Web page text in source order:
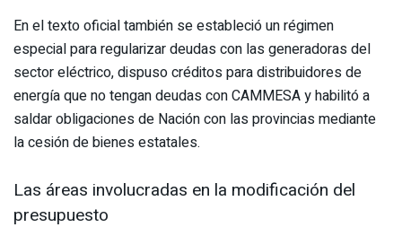
En el texto oficial también se estableció un régimen
especial para regularizar deudas con las generadoras del
sector eléctrico, dispuso créditos para distribuidores de
energía que no tengan deudas con CAMMESA y habilitó a
saldar obligaciones de Nación con las provincias mediante
la cesión de bienes estatales.
Las áreas involucradas en la modificación del
presupuesto